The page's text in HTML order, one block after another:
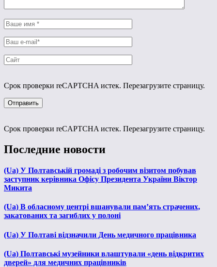
Срок проверки reCAPTCHA истек. Перезагрузите страницу.
Срок проверки reCAPTCHA истек. Перезагрузите страницу.
Последние новости
(Ua) У Полтавській громаді з робочим візитом побував
заступник керівника Офісу Президента України Віктор
Микита
(Ua) В обласному центрі вшанували пам’ять страчених,
закатованих та загиблих у полоні
(Ua) У Полтаві відзначили День медичного працівника
(Ua) Полтавські музейники влаштували «день відкритих
дверей» для медичних працівників